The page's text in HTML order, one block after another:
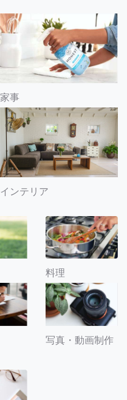
家事
インテリア
料理
写真・動画制作